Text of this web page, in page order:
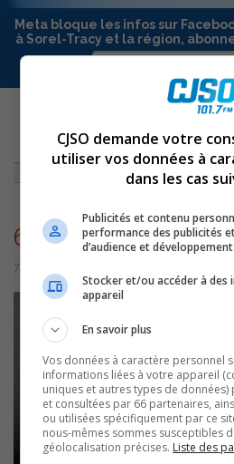
Meta bloque les infos sur
à Sorel-Tracy et la région,
ACCUEIL»NON CLASSÉ»CHRONIQUE
6212
7 juillet 2016 | Par admin
CJSO demande votre
utiliser vos données à
dans les cas
Publicités et contenu
performance des publicités
d’audience et
Stocker et/ou accéder à des
appareil
En savoir plus
Vos données à caractère personnel
informations liées à votre appareil
uniques et autres types de
et consultées par 66 partenaires,
ou utilisées spécifiquement par ce
nous-mêmes sommes susceptibles
géolocalisation précises. Liste des